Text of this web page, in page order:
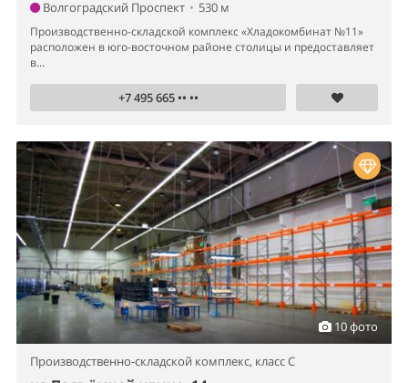
Волгоградский Проспект • 530 м
Производственно-складской комплекс «Хладокомбинат №11»
расположен в юго-восточном районе столицы и предоставляет
в...
+7 495 665 •• ••
10 фото
Производственно-складской комплекс, класс C